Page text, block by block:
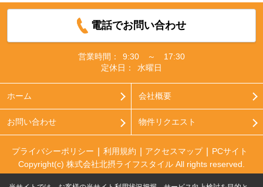
電話でお問い合わせ
営業時間：
9:30 ～ 17:30
定休日：
水曜日
ホーム 会社概要
お問い合わせ 物件リクエスト
プライバシーポリシー 利用規約 アクセスマップ
PCサイト
Copyright(c) 株式会社北摂ライフスタイル All rights reserved.